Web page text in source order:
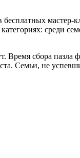
мастер-
среди
сбора пазла
Семьи, не